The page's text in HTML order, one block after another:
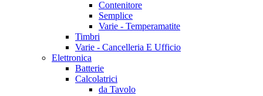
Contenitore
Semplice
Varie - Temperamatite
Timbri
Varie - Cancelleria E Ufficio
Elettronica
Batterie
Calcolatrici
da Tavolo